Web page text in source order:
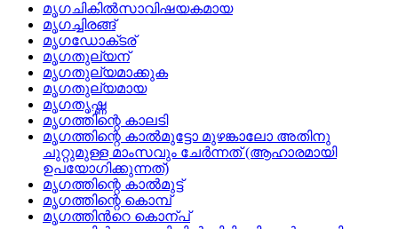
മൃഗചികില്‍സാവിഷയകമായ
മൃഗച്ചിരങ്ങ്
മൃഗഡോക്‌ടര്
മൃഗതുല്യന്
മൃഗതുല്യമാക്കുക
മൃഗതുല്യമായ
മൃഗതൃഷ്ണ
മൃഗത്തിന്റെ കാലടി
മൃഗത്തിന്റെ കാല്‍മുട്ടോ മുഴങ്കാലോ അതിനു
ചുറ്റുമുള്ള മാംസവും ചേര്‍ന്നത്‌ (ആഹാരമായി
ഉപയോഗിക്കുന്നത്‌)
മൃഗത്തിന്റെ കാല്‍മുട്ട്
മൃഗത്തിന്റെ കൊമ്പ്
മൃഗത്തിന്‍റെ കൊന്പ്